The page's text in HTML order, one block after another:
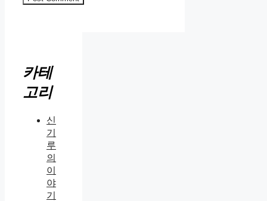
카테
고리
신
기
루
의
이
야
기